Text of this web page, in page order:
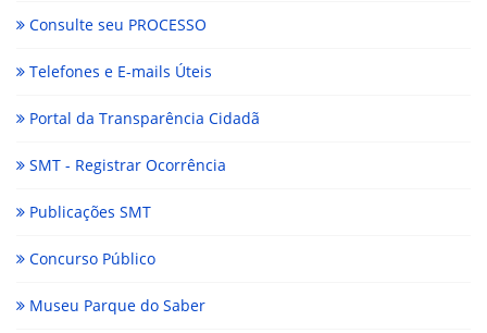
Consulte seu PROCESSO
Telefones e E-mails Úteis
Portal da Transparência Cidadã
SMT - Registrar Ocorrência
Publicações SMT
Concurso Público
Museu Parque do Saber